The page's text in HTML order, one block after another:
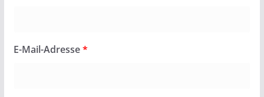
E-Mail-Adresse*